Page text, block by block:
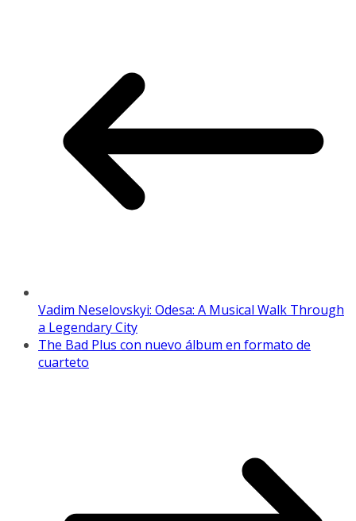
Vadim Neselovskyi: Odesa: A Musical Walk Through
a Legendary City
The Bad Plus con nuevo álbum en formato de
cuarteto